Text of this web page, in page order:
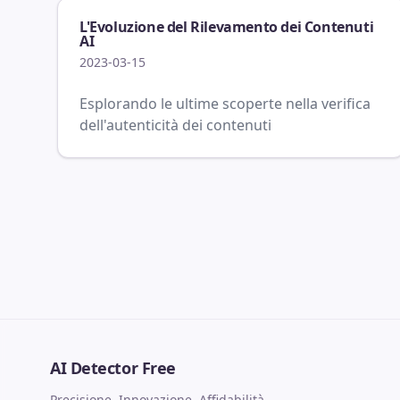
L'Evoluzione del Rilevamento dei Contenuti
AI
2023-03-15
Esplorando le ultime scoperte nella verifica
dell'autenticità dei contenuti
AI Detector Free